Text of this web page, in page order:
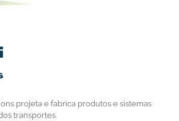
projeta e fabrica produtos e sistemas
transportes.